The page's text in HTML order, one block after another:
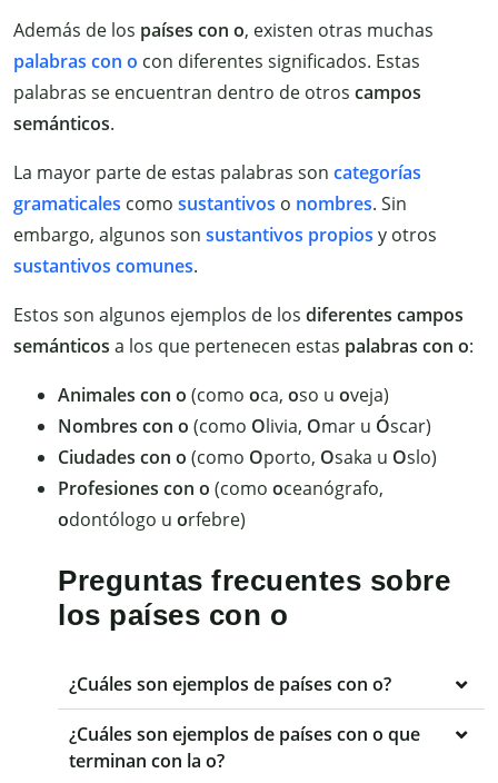
Además de los países con o, existen otras muchas
palabras con o con diferentes significados. Estas
palabras se encuentran dentro de otros campos
semánticos.
La mayor parte de estas palabras son categorías
gramaticales como sustantivos o nombres. Sin
embargo, algunos son sustantivos propios y otros
sustantivos comunes.
Estos son algunos ejemplos de los diferentes campos
semánticos a los que pertenecen estas palabras con o:
Animales con o (como oca, oso u oveja)
Nombres con o (como Olivia, Omar u Óscar)
Ciudades con o (como Oporto, Osaka u Oslo)
Profesiones con o (como oceanógrafo,
odontólogo u orfebre)
Preguntas frecuentes sobre
los países con o
¿Cuáles son ejemplos de países con o?
¿Cuáles son ejemplos de países con o que
terminan con la o?